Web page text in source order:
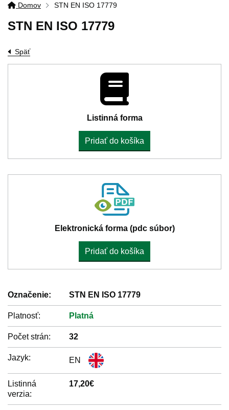
Domov STN EN ISO 17779
STN EN ISO 17779
Späť
Listinná forma
Pridať do košíka
Elektronická forma (pdc súbor)
Pridať do košíka
Označenie: STN EN ISO 17779
Platnosť: Platná
Počet strán: 32
Jazyk: EN
Listinná
verzia:
17,20€